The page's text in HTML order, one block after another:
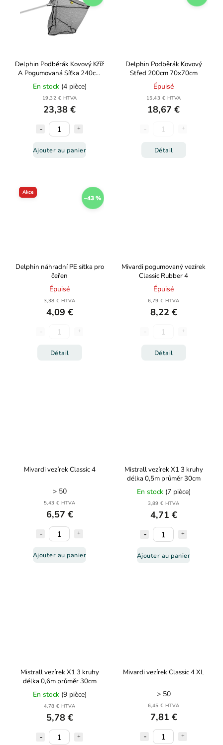
Delphin Podběrák Kovový Kříž
A Pogumovaná Síťka 240cm
60x60cm
En stock (4 pièce)
19,32 € HTVA
23,38 €
Ajouter au panier
Delphin Podběrák Kovový
Střed 200cm 70x70cm
Épuisé
15,43 € HTVA
18,67 €
Détail
Akce
–43 %
Delphin náhradní PE síťka pro
čeřen
Épuisé
3,38 € HTVA
4,09 €
Détail
Mivardi pogumovaný vezírek
Classic Rubber 4
Épuisé
6,79 € HTVA
8,22 €
Détail
Mivardi vezírek Classic 4
> 50
5,43 € HTVA
6,57 €
Ajouter au panier
Mistrall vezírek X1 3 kruhy
délka 0,5m průměr 30cm
En stock (7 pièce)
3,89 € HTVA
4,71 €
Ajouter au panier
Mistrall vezírek X1 3 kruhy
délka 0,6m průměr 30cm
En stock (9 pièce)
4,78 € HTVA
5,78 €
Mivardi vezírek Classic 4 XL
> 50
6,45 € HTVA
7,81 €